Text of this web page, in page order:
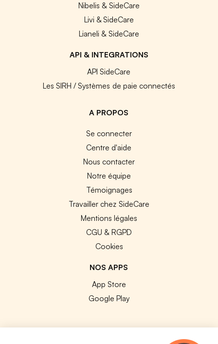
Nibelis & SideCare
Livi & SideCare
Lianeli & SideCare
API & INTEGRATIONS
API SideCare
Les SIRH / Systèmes de paie connectés
A PROPOS
Se connecter
Centre d'aide
Nous contacter
Notre équipe
Témoignages
Travailler chez SideCare
Mentions légales
CGU & RGPD
Cookies
NOS APPS
App Store
Google Play